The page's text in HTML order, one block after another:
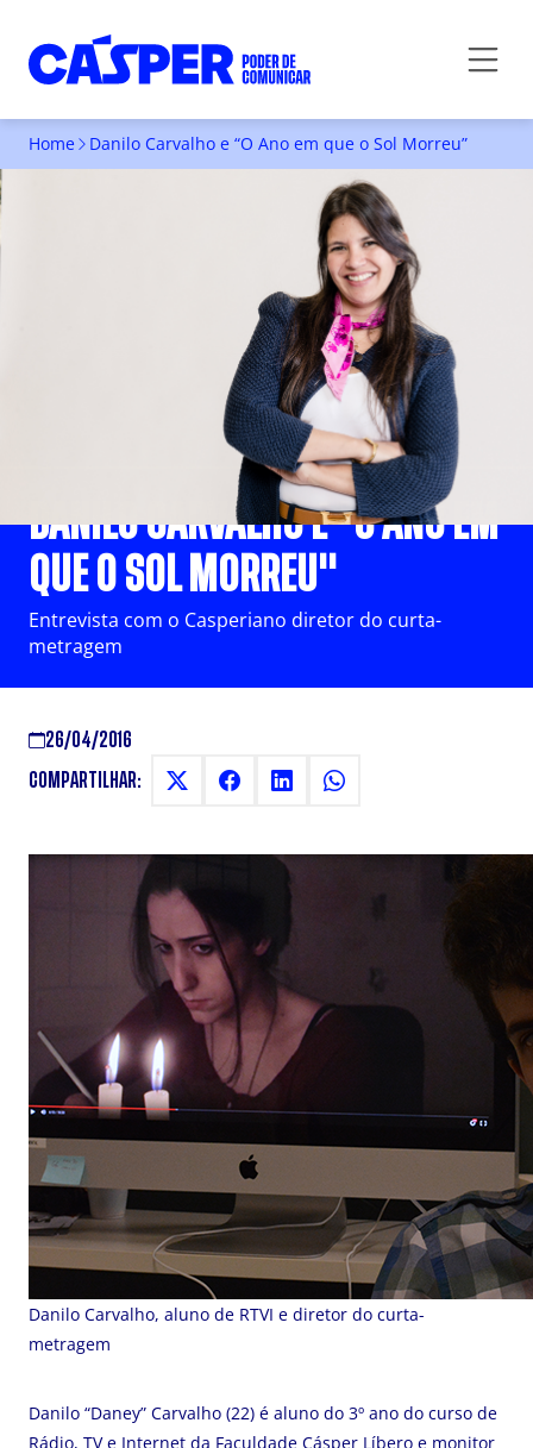
Home Danilo Carvalho e “O Ano em que o Sol Morreu”
DANILO CARVALHO E "O ANO EM
QUE O SOL MORREU"
Entrevista com o Casperiano diretor do curta-
metragem
26/04/2016
COMPARTILHAR:
Danilo Carvalho, aluno de RTVI e diretor do curta-
metragem
Danilo “Daney” Carvalho (22) é aluno do 3º ano do curso de
Rádio, TV e Internet da Faculdade Cásper Líbero e monitor